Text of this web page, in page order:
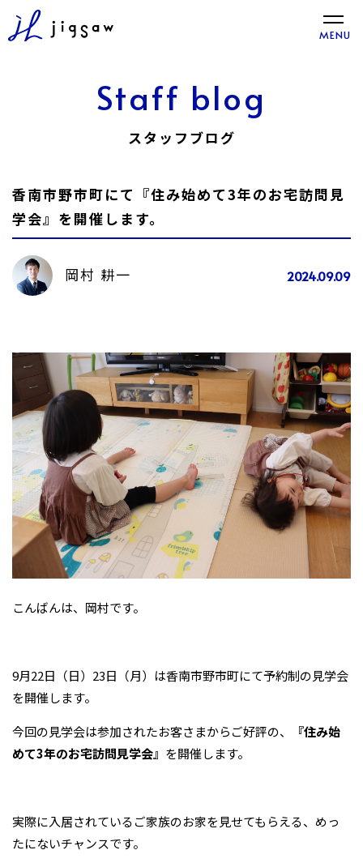
toggle
MENU
Staff blog
スタッフブログ
香南市野市町にて『住み始めて3年のお宅訪問見
学会』を開催します。
岡村 耕一 2024.09.09
こんばんは、岡村です。
9月22日（日）23日（月）は香南市野市町にて予約制の見学会
を開催します。
今回の見学会は参加されたお客さまからご好評の、
『住み始
めて3年のお宅訪問見学会』 を開催します。
実際に入居されているご家族のお家を見せてもらえる、めっ
たにないチャンスです。